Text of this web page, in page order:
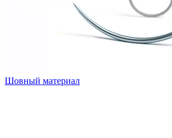
Шовный материал